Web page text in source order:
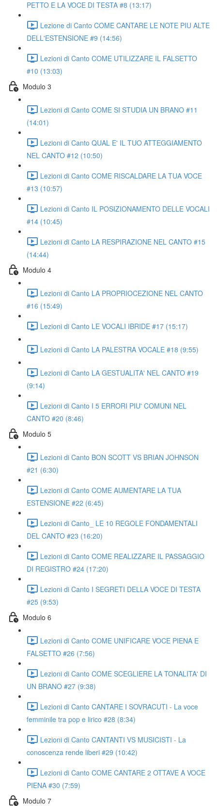
PETTO E LA VOCE DI TESTA #8 (13:17)
Lezione di Canto COME CANTARE LE NOTE PIU ALTE
DELL'ESTENSIONE #9 (14:56)
Lezioni di Canto COME UTILIZZARE IL FALSETTO
#10 (13:03)
Modulo 3
Lezioni di Canto COME SI STUDIA UN BRANO #11
(14:01)
Lezioni di Canto QUAL E' IL TUO ATTEGGIAMENTO
NEL CANTO #12 (10:50)
Lezioni di Canto COME RISCALDARE LA TUA VOCE
#13 (10:57)
Lezioni di Canto IL POSIZIONAMENTO DELLE VOCALI
#14 (10:45)
Lezioni di Canto LA RESPIRAZIONE NEL CANTO #15
(14:44)
Modulo 4
Lezioni di Canto LA PROPRIOCEZIONE NEL CANTO
#16 (15:49)
Lezioni di Canto LE VOCALI IBRIDE #17 (15:17)
Lezioni di Canto LA PALESTRA VOCALE #18 (9:55)
Lezioni di Canto LA GESTUALITA' NEL CANTO #19
(9:14)
Lezioni di Canto I 5 ERRORI PIU' COMUNI NEL
CANTO #20 (8:46)
Modulo 5
Lezioni di Canto BON SCOTT VS BRIAN JOHNSON
#21 (6:30)
Lezioni di Canto COME AUMENTARE LA TUA
ESTENSIONE #22 (6:45)
Lezioni di Canto_ LE 10 REGOLE FONDAMENTALI
DEL CANTO #23 (16:20)
Lezioni di Canto COME REALIZZARE IL PASSAGGIO
DI REGISTRO #24 (17:20)
Lezioni di Canto I SEGRETI DELLA VOCE DI TESTA
#25 (9:53)
Modulo 6
Lezioni di Canto COME UNIFICARE VOCE PIENA E
FALSETTO #26 (7:56)
Lezioni di Canto COME SCEGLIERE LA TONALITA' DI
UN BRANO #27 (9:38)
Lezioni di Canto CANTARE I SOVRACUTI - La voce
femminile tra pop e lirico #28 (8:34)
Lezioni di Canto CANTANTI VS MUSICISTI - La
conoscenza rende liberi #29 (10:42)
Lezioni di Canto COME CANTARE 2 OTTAVE A VOCE
PIENA #30 (7:59)
Modulo 7